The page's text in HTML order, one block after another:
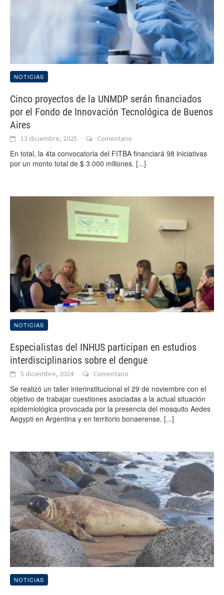
NOTICIAS
Cinco proyectos de la UNMDP serán financiados
por el Fondo de Innovación Tecnológica de Buenos
Aires
13 diciembre, 2025 Comentario
En total, la 4ta convocatoria del FITBA financiará 98 iniciativas
por un monto total de $ 3.000 millones. [...]
NOTICIAS
Especialistas del INHUS participan en estudios
interdisciplinarios sobre el dengue
5 diciembre, 2024 Comentario
Se realizó un taller interinstitucional el 29 de noviembre con el
objetivo de trabajar cuestiones asociadas a la actual situación
epidemiológica provocada por la presencia del mosquito Aedes
Aegypti en Argentina y en territorio bonaerense. [...]
NOTICIAS